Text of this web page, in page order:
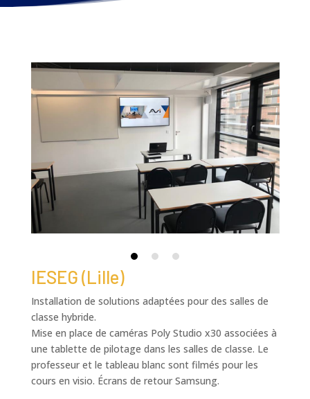
IESEG (Lille)
Installation de solutions adaptées pour des salles de
classe hybride.
Mise en place de caméras Poly Studio x30 associées à
une tablette de pilotage dans les salles de classe. Le
professeur et le tableau blanc sont filmés pour les
cours en visio. Écrans de retour Samsung.